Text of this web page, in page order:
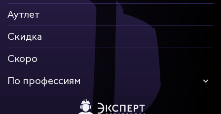
Аутлет
Скидка
Скоро
По профессиям